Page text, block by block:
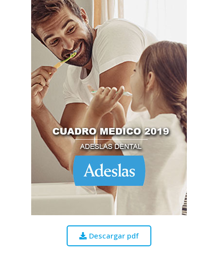
Descargar pdf